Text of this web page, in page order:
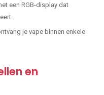
een RGB-display dat
je vape binnen enkele
en